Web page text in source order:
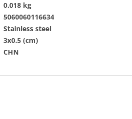
0.018 kg
5060060116634
Stainless steel
3x0.5 (cm)
CHN